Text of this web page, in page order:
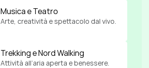
Musica e Teatro
Arte, creatività e spettacolo dal vivo.
Trekking e Nord Walking
Attività all’aria aperta e benessere.